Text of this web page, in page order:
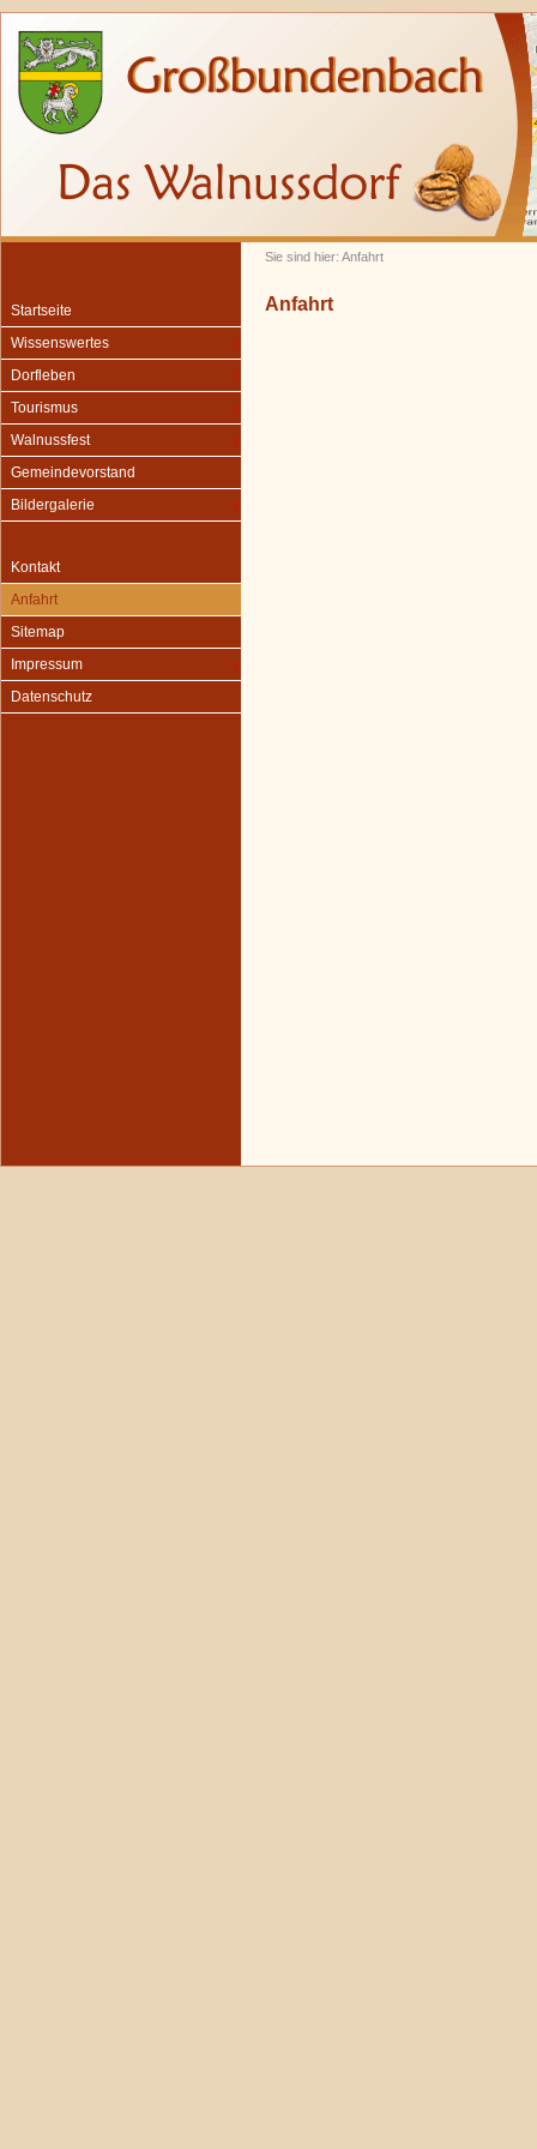
Sie sind hier: Anfahrt
Startseite
Wissenswertes
Dorfleben
Tourismus
Walnussfest
Gemeindevorstand
Bildergalerie
Kontakt
Anfahrt
Sitemap
Impressum
Datenschutz
Anfahrt